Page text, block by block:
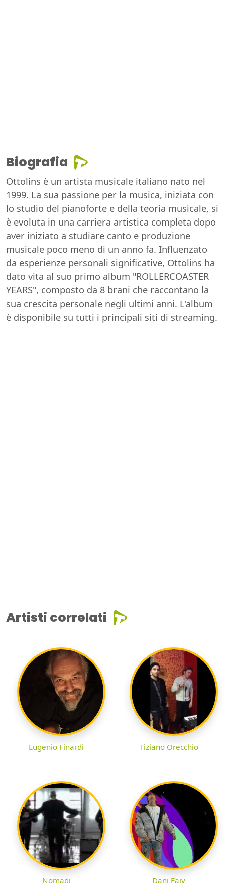
Biografia
Ottolins è un artista musicale italiano nato nel
1999. La sua passione per la musica, iniziata con
lo studio del pianoforte e della teoria musicale, si
è evoluta in una carriera artistica completa dopo
aver iniziato a studiare canto e produzione
musicale poco meno di un anno fa. Influenzato
da esperienze personali significative, Ottolins ha
dato vita al suo primo album "ROLLERCOASTER
YEARS", composto da 8 brani che raccontano la
sua crescita personale negli ultimi anni. L'album
è disponibile su tutti i principali siti di streaming.
Artisti correlati
Eugenio Finardi Tiziano Orecchio
Nomadi Dani Faiv